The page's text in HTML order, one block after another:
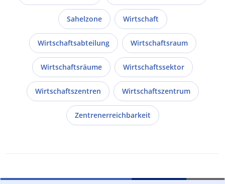
Sahelzone Wirtschaft
Wirtschaftsabteilung Wirtschaftsraum
Wirtschaftsräume Wirtschaftssektor
Wirtschaftszentren Wirtschaftszentrum
Zentrenerreichbarkeit